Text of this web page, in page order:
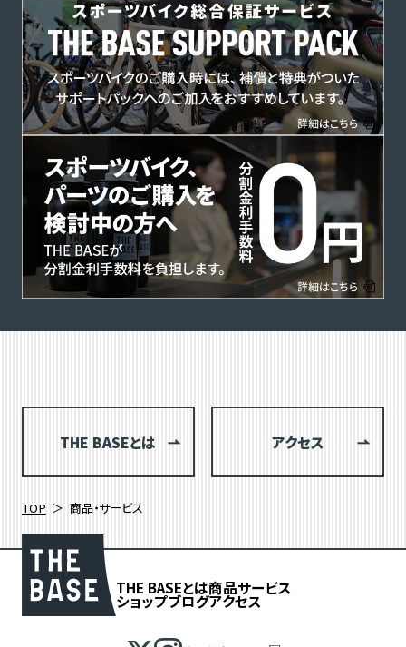
THE BASEとは アクセス
TOP 商品・サービス
THE BASEとは商品サービス
ショップブログアクセス